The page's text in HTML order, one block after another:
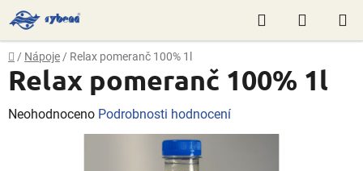
Přejít
na
obsah
Hledat
KOŠÍK
Domů
/ Nápoje / Relax pomeranč 100% 1l
Relax pomeranč 100% 1l
Průměrné
Neohodnoceno Podrobnosti hodnocení